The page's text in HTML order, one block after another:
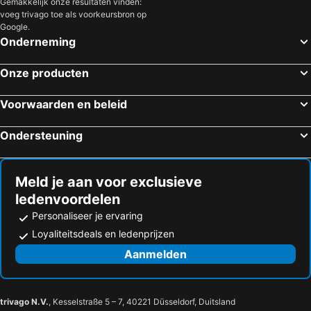
Doolin, Ierland Hotels
Ennis, Ierland Hotels
Kilkenny, Ierland Hotels
Wexford, Ierland Hotels
Dingle, Ierland Hotels
voeg trivago toe als voorkeursbron op
Google.
Onderneming
Onze producten
Voorwaarden en beleid
Ondersteuning
Meld je aan voor exclusieve
ledenvoordelen
Personaliseer je ervaring
Loyaliteitsdeals en ledenprijzen
Aanmelden
trivago N.V., Kesselstraße 5 – 7, 40221 Düsseldorf, Duitsland